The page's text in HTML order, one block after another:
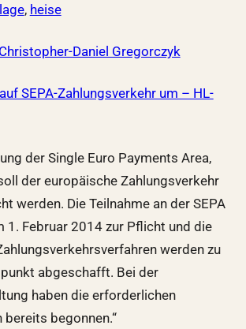
, heise
Christopher-Daniel Gregorczyk
SEPA-Zahlungsverkehr um – HL-
der Single Euro Payments Area,
der europäische Zahlungsverkehr
werden. Die Teilnahme an der SEPA
1. Februar 2014 zur Pflicht und die
werden zu
abgeschafft. Bei der
haben die erforderlichen
bereits begonnen.“